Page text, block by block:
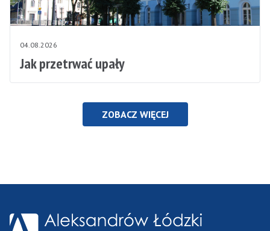
04.08.2026
Jak przetrwać upały
ZOBACZ WIĘCEJ